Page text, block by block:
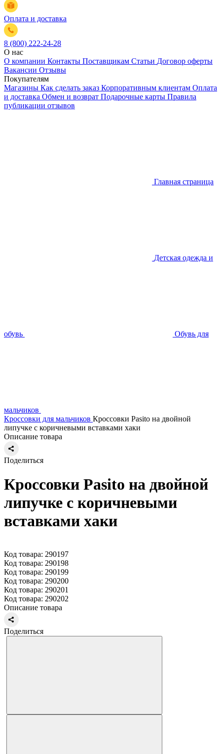
Оплата и доставка
8 (800) 222-24-28
О нас
О компании Контакты Поставщикам Статьи Договор оферты
Вакансии Отзывы
Покупателям
Магазины Как сделать заказ Корпоративным клиентам Оплата
и доставка Обмен и возврат Подарочные карты Правила
публикации отзывов
Главная страница
Детская одежда и
обувь Обувь для
мальчиков
Кроссовки для мальчиков Кроссовки Pasito на двойной
липучке с коричневыми вставками хаки
Описание товара
Поделиться
Кроссовки Pasito на двойной
липучке с коричневыми
вставками хаки
Код товара: 290197
Код товара: 290198
Код товара: 290199
Код товара: 290200
Код товара: 290201
Код товара: 290202
Описание товара
Поделиться